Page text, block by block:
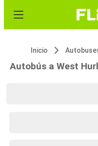
Inicio
Autobús a West